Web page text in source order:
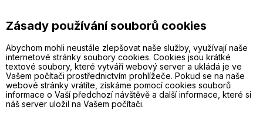
Zásady používání souborů cookies
Abychom mohli neustále zlepšovat naše služby, využívají naše
internetové stránky soubory cookies. Cookies jsou krátké
textové soubory, které vytváří webový server a ukládá je ve
Vašem počítači prostřednictvím prohlížeče. Pokud se na naše
webové stránky vrátíte, získáme pomocí cookies souborů
informace o Vaší předchozí návštěvě a další informace, které si
náš server uložil na Vašem počítači.